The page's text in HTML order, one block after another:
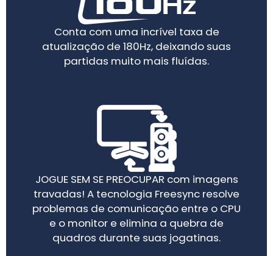
Conta com uma incrível taxa de
atualização de 180Hz, deixando suas
partidas muito mais fluídas.
JOGUE SEM SE PREOCUPAR com imagens
travadas! A tecnologia Freesync resolve
problemas de comunicação entre o CPU
e o monitor e elimina a quebra de
quadros durante suas jogatinas.